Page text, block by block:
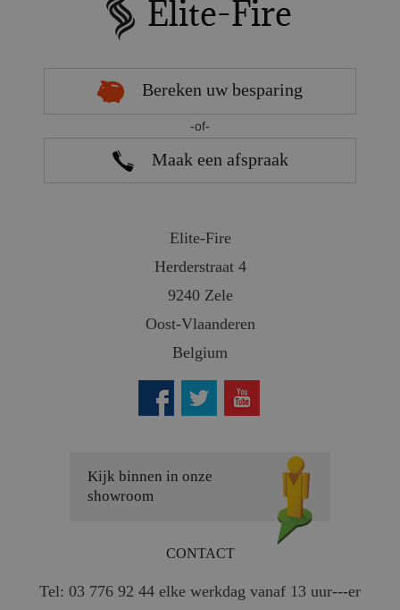
Bereken uw besparing
-of-
Maak een afspraak
Elite-Fire
Herderstraat 4
9240 Zele
Oost-Vlaanderen
Belgium
Kijk binnen in onze
showroom
CONTACT
Tel: 03 776 92 44 elke werkdag vanaf 13 uur---er